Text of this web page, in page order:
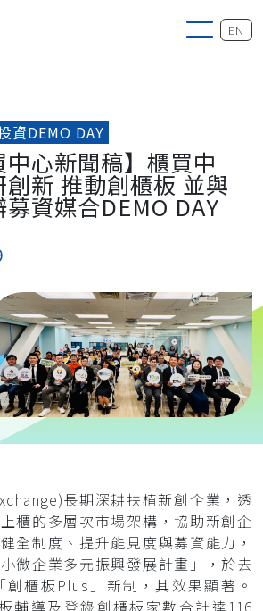
EN
資DEMO DAY
中心新聞稿】櫃買中
新 推動創櫃板 並與
資媒合DEMO DAY
長期深耕扶植新創企業，透
櫃的多層次市場架構，協助新創企
全制度、提升能見度與募資能力，
微企業多元振興發展計畫」，於去
創櫃板Plus」新制，其效果顯著。
輔導及登錄創櫃板家數合計達116